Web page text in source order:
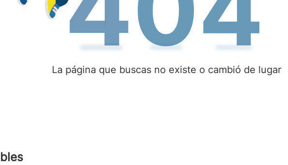
La página que buscas no existe o cambió de lugar